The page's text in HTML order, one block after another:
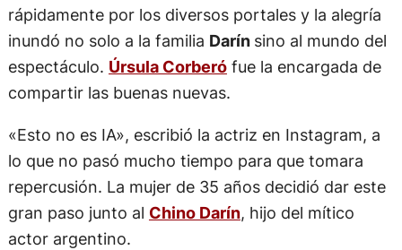
rápidamente por los diversos portales y la alegría
inundó no solo a la familia Darín sino al mundo del
espectáculo. Úrsula Corberófue la encargada de
compartir las buenas nuevas.
«Esto no es IA», escribió la actriz en Instagram, a
lo que no pasó mucho tiempo para que tomara
repercusión. La mujer de 35 años decidió dar este
gran paso junto al Chino Darín, hijo del mítico
actor argentino.